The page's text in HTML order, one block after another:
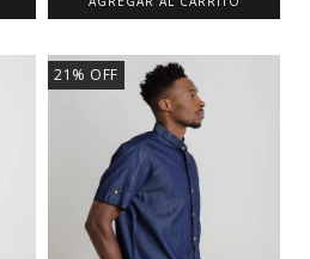
21 % OFF